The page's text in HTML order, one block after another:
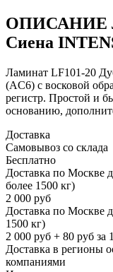
ОПИСАНИЕ
Сиена
Ламинат LF101-20
(AC6) с восковой
регистр. Простой и
основанию,
Доставка
Самовывоз со склада
Бесплатно
Доставка по Москве
более 1500 кг)
2 000 руб
Доставка по Москве
1500 кг)
2 000 руб + 80 руб за
Доставка в регионы
компаниями